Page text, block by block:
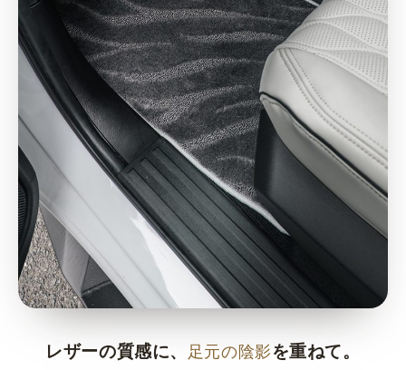
レザーの質感に、 足元の陰影を重ねて。